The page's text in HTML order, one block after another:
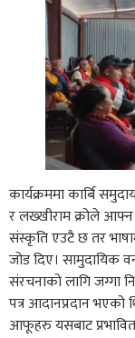
कार्यक्रममा कार्बि
र लख्खीराम क्रोले आफ्न
संस्कृति एउटै छ तर
जोड दिए। सामुदायिक
संरचनाको लागि जग्गा
पत्र आदानप्रदान
आफूहरु यसबाट